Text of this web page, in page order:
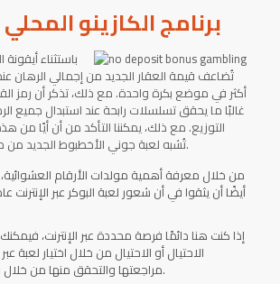
برنامج الكازينو
باستثناء أيقونة
تُضاعف قيمة العقار الجديد من إجمالي الرهان
أكثر في موضع بكرة واحدة. مع ذلك، تذكر أن رمز
غالبًا ما يحقق تسلسلات رابحة عند استبدال جميع
التوزيع. مع ذلك، يمكننا التأكد من أن أيًا من
تُشبه لعبة جوني الأخطبوط الجديد من حيث نتائج الرسومات.
من خلال معرفة أهمية مولدات الأرقام
أيضًا أن يثقوا في أن شعور لعبة البوكر عبر
إذا كنت هنا دائمًا فرصة محددة عبر الإنترنت،
الاحتيال أو الاحتيال من خلال اختيار لعبة
مراجعتها والتحقق منها من خلال مزود موثوق.